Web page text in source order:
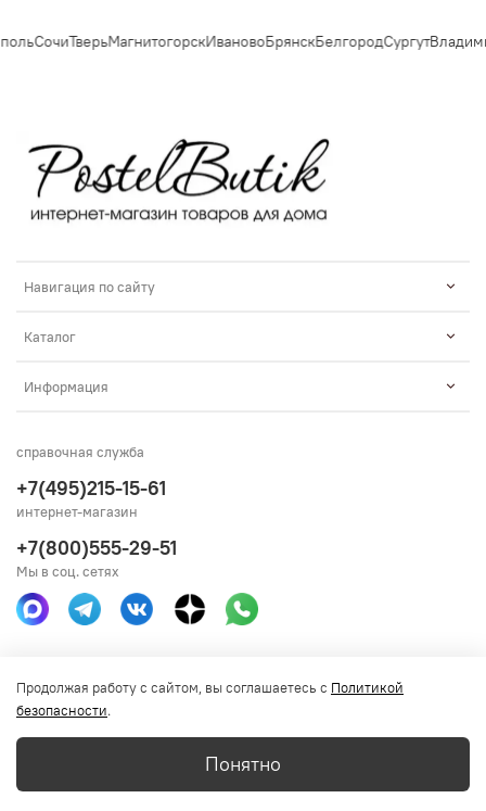
СочиТверьМагнитогорскИвановоБрянскБелгородСургутВладимир
Навигация по сайту
Каталог
Информация
Получить консультацию
справочная служба
+7(495)215-15-61
интернет-магазин
+7(800)555-29-51
Мы в соц. сетях
Продолжая работу с сайтом, вы соглашаетесь с Политикой
безопасности.
Понятно